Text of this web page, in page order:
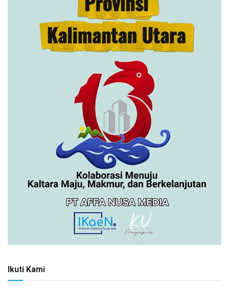
Ikuti Kami